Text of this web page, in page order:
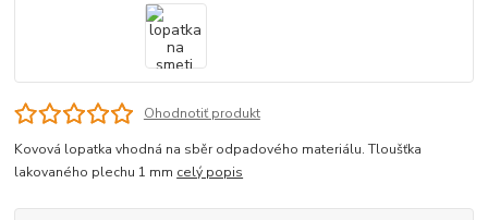
Ohodnotiť produkt
Kovová lopatka vhodná na sběr odpadového materiálu. Tloušťka
lakovaného plechu 1 mm celý popis